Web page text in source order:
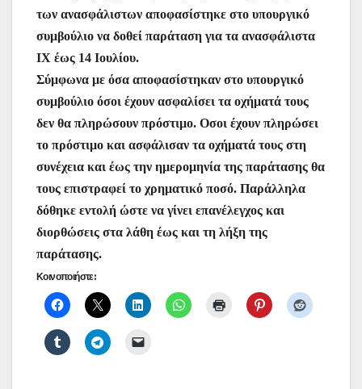
των ανασφάλιστων αποφασίστηκε στο υπουργικό
συμβούλιο να δοθεί παράταση για τα ανασφάλιστα
ΙΧ έως 14 Ιουλίου.
Σύμφωνα με όσα αποφασίστηκαν στο υπουργικό
συμβούλιο όσοι έχουν ασφαλίσει τα οχήματά τους
δεν θα πληρώσουν πρόστιμο. Οσοι έχουν πληρώσει
το πρόστιμο και ασφάλισαν τα οχήματά τους στη
συνέχεια και έως την ημερομηνία της παράτασης θα
τους επιστραφεί το χρηματικό ποσό. Παράλληλα
δόθηκε εντολή ώστε να γίνει επανέλεγχος και
διορθώσεις στα λάθη έως και τη λήξη της
παράτασης.
Κοινοποιήστε: